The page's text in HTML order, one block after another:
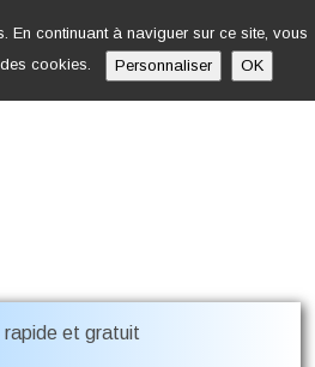
En continuant à naviguer sur ce site, vous
cookies.
Personnaliser OK
rapide et gratuit